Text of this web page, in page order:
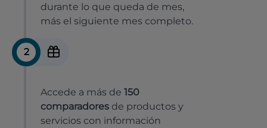
durante lo que queda de mes,
más el siguiente mes completo.
2
Accede a más de 150
comparadores de productos y
servicios con información